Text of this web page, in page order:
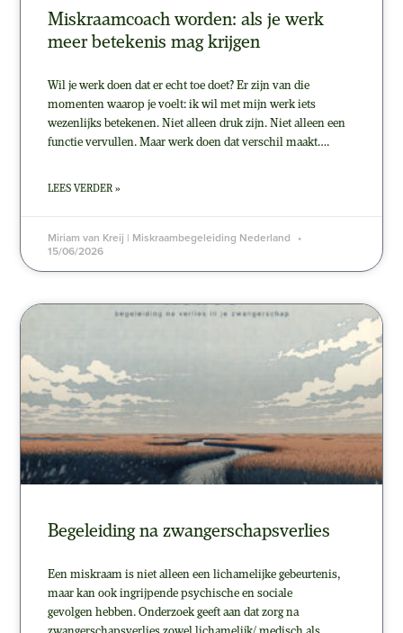
Miskraamcoach worden: als je werk
meer betekenis mag krijgen
Wil je werk doen dat er echt toe doet? Er zijn van die
momenten waarop je voelt: ik wil met mijn werk iets
wezenlijks betekenen. Niet alleen druk zijn. Niet alleen een
functie vervullen. Maar werk doen dat verschil maakt….
LEES VERDER »
Miriam van Kreij | Miskraambegeleiding Nederland
15/06/2026
Begeleiding na zwangerschapsverlies
Een miskraam is niet alleen een lichamelijke gebeurtenis,
maar kan ook ingrijpende psychische en sociale
gevolgen hebben. Onderzoek geeft aan dat zorg na